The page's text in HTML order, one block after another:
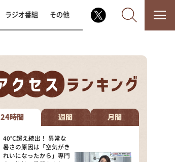
なるみ・岡村の過ぎるTV
相席食堂
これ余談なんですけど・・・
ラジオ番組 その他
24時間 週間 月間
40℃超え続出！ 異常な
暑さの原因は「空気がき
れいになったから」専門